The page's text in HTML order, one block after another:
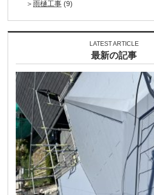
雨樋工事 (9)
LATEST ARTICLE
最新の記事